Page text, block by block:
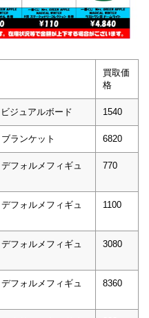
買取価
格
ジュアルボード 1540
ランケット 6820
フォルメフィギュ
770
フォルメフィギュ
1100
フォルメフィギュ
3080
フォルメフィギュ
8360